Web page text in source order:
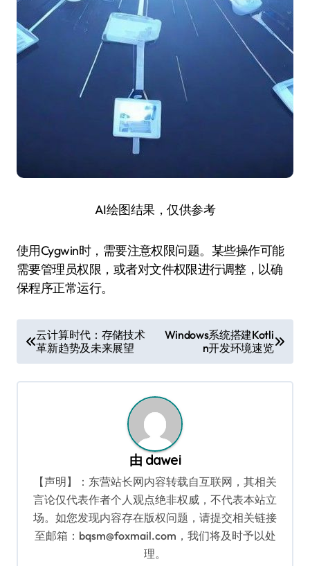
AI绘图结果，仅供参考
使用Cygwin时，需要注意权限问题。某些操作可能
需要管理员权限，或者对文件权限进行调整，以确
保程序正常运行。
章
导
云计算时代：存储技术
革新趋势及未来展望
Windows系统搭建Kotli
n开发环境速览
由 dawei
【声明】：东营站长网内容转载自互联网，其相关
言论仅代表作者个人观点绝非权威，不代表本站立
场。如您发现内容存在版权问题，请提交相关链接
至邮箱：bqsm@foxmail.com，我们将及时予以处
理。